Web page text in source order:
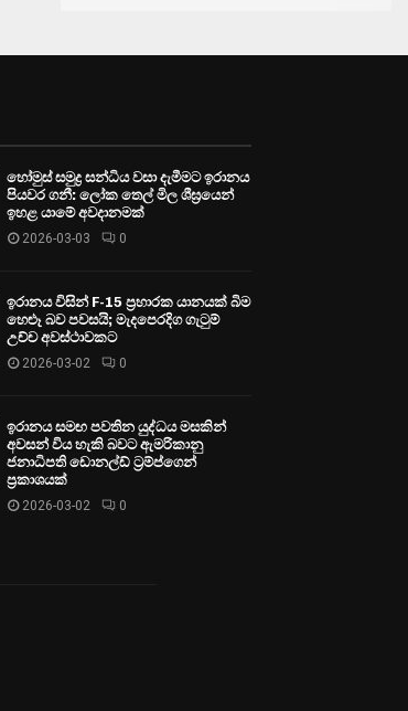
හෝමුස් සමුද්‍ර සන්ධිය වසා දැමීමට ඉරානය
පියවර ගනී: ලෝක තෙල් මිල ශීඝ්‍රයෙන්
ඉහළ යාමේ අවදානමක්
2026-03-03 0
ඉරානය විසින් F-15 ප්‍රහාරක යානයක් බිම
හෙළූ බව පවසයි; මැදපෙරදිග ගැටුම්
උච්ච අවස්ථාවකට
2026-03-02 0
ඉරානය සමඟ පවතින යුද්ධය මසකින්
අවසන් විය හැකි බවට ඇමරිකානු
ජනාධිපති ඩොනල්ඩ් ට්‍රම්ප්ගෙන්
ප්‍රකාශයක්
2026-03-02 0